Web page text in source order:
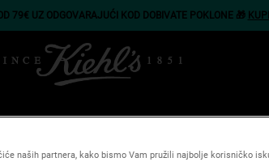
79€ UZ ODGOVARAJUĆI KOD DOBIVATE POKLONE 🎁
POKLONI USLUGE SAVJETI
naših partnera, kako bismo Vam pružili najbolje korisničko